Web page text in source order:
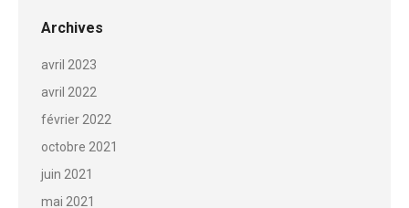
commentaire
Archives
avril 2023
avril 2022
février 2022
octobre 2021
juin 2021
mai 2021